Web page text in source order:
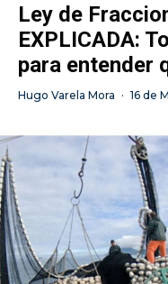
Ley de
EXPLICADA:
para entender
Hugo Varela Mora · 16 de